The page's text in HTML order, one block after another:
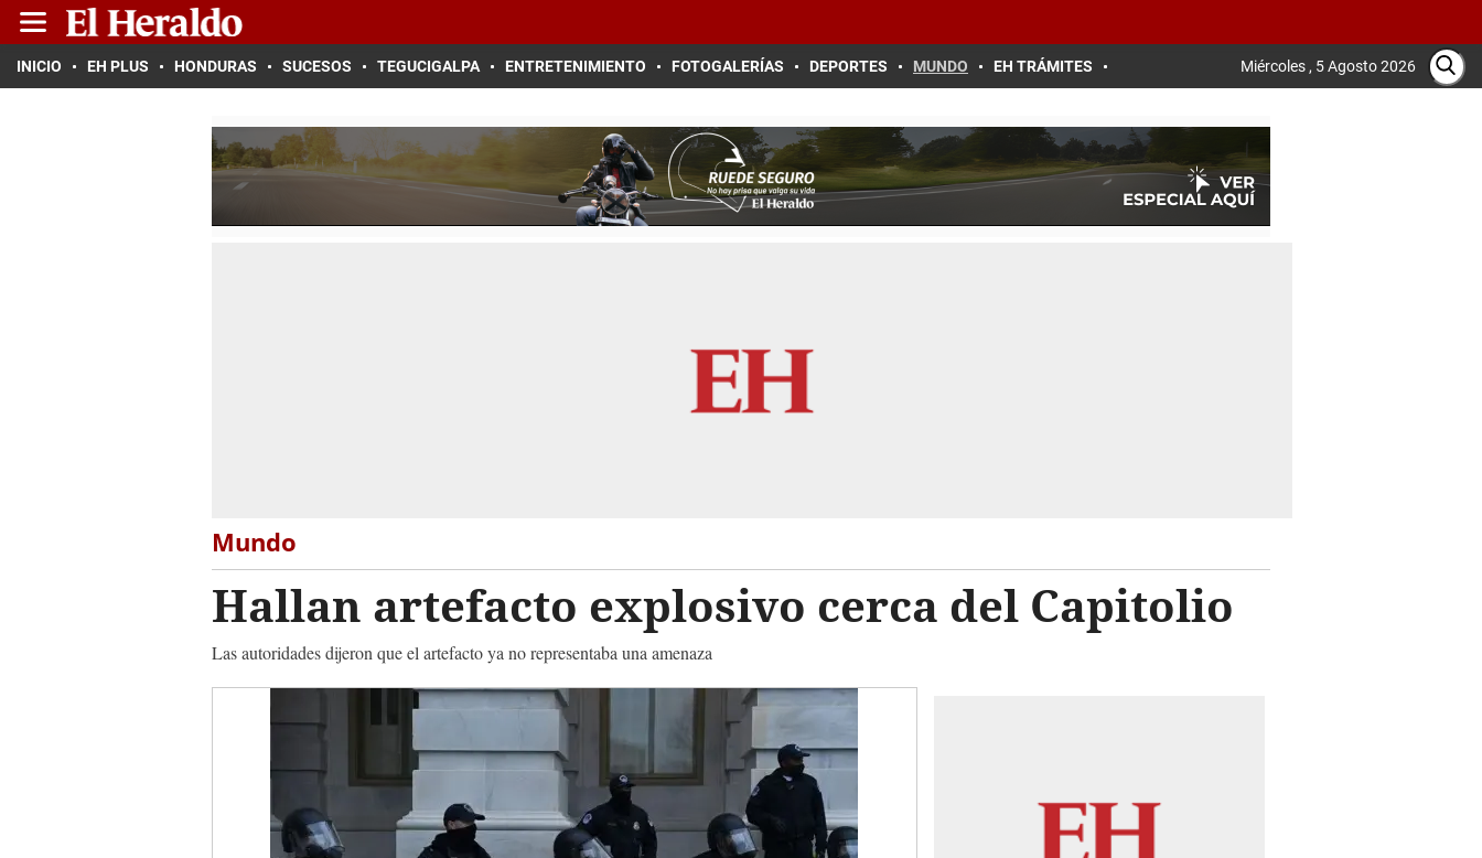
INICIO EH PLUS HONDURAS SUCESOS TEGUCIGALPA ENTRETENIMIENTO FOTOGALERÍAS DEPORTES MUNDO EH TRÁMITES Miércoles , 5 Agosto 2026
Mundo
Hallan artefacto explosivo cerca del Capitolio
Las autoridades dijeron que el artefacto ya no representaba una amenaza